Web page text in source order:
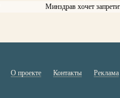
Минздрав хочет
О проекте Контакты Реклама